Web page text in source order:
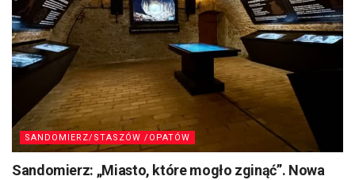
SANDOMIERZ/STASZÓW /OPATÓW
Sandomierz: „Miasto, które mogło zginąć”. Nowa